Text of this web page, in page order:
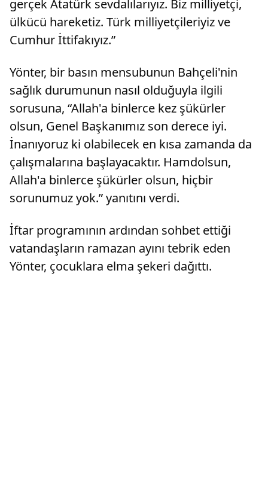
gerçek Atatürk sevdalılarıyız. Biz milliyetçi,
ülkücü hareketiz. Türk milliyetçileriyiz ve
Cumhur İttifakıyız.”
Yönter, bir basın mensubunun Bahçeli'nin
sağlık durumunun nasıl olduğuyla ilgili
sorusuna, “Allah'a binlerce kez şükürler
olsun, Genel Başkanımız son derece iyi.
İnanıyoruz ki olabilecek en kısa zamanda da
çalışmalarına başlayacaktır. Hamdolsun,
Allah'a binlerce şükürler olsun, hiçbir
sorunumuz yok.” yanıtını verdi.
İftar programının ardından sohbet ettiği
vatandaşların ramazan ayını tebrik eden
Yönter, çocuklara elma şekeri dağıttı.